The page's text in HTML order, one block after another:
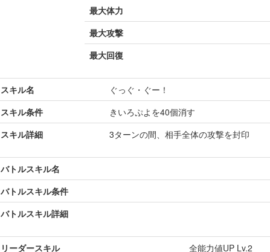
最大体力
最大攻撃
最大回復
スキル名
ぐっぐ・ぐー！
スキル条件
きいろぷよを40個消す
スキル詳細
3ターンの間、相手全体の攻撃を封印
バトルスキル名
バトルスキル条件
バトルスキル詳細
リーダースキル
全能力値UP Lv.2